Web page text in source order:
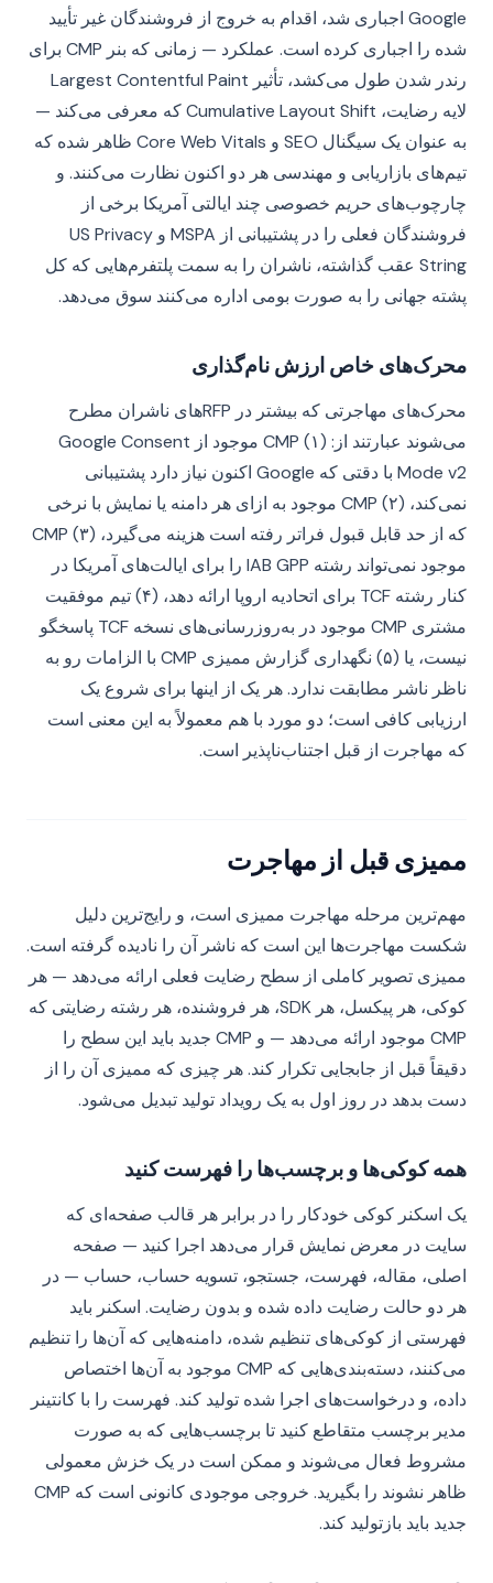
Google اجباری شد، اقدام به خروج از فروشندگان غیر تأیید
شده را اجباری کرده است. عملکرد — زمانی که بنر CMP برای
رندر شدن طول می‌کشد، تأثیر Largest Contentful Paint
لایه رضایت، Cumulative Layout Shift که معرفی می‌کند —
به عنوان یک سیگنال SEO و Core Web Vitals ظاهر شده که
تیم‌های بازاریابی و مهندسی هر دو اکنون نظارت می‌کنند. و
چارچوب‌های حریم خصوصی چند ایالتی آمریکا برخی از
فروشندگان فعلی را در پشتیبانی از MSPA و US Privacy
String عقب گذاشته، ناشران را به سمت پلتفرم‌هایی که کل
پشته جهانی را به صورت بومی اداره می‌کنند سوق می‌دهد.
محرک‌های خاص ارزش نام‌گذاری
محرک‌های مهاجرتی که بیشتر در RFP‌های ناشران مطرح
می‌شوند عبارتند از: (۱) CMP موجود از Google Consent
Mode v2 با دقتی که Google اکنون نیاز دارد پشتیبانی
نمی‌کند، (۲) CMP موجود به ازای هر دامنه یا نمایش با نرخی
که از حد قابل قبول فراتر رفته است هزینه می‌گیرد، (۳) CMP
موجود نمی‌تواند رشته IAB GPP را برای ایالت‌های آمریکا در
کنار رشته TCF برای اتحادیه اروپا ارائه دهد، (۴) تیم موفقیت
مشتری CMP موجود در به‌روزرسانی‌های نسخه TCF پاسخگو
نیست، یا (۵) نگهداری گزارش ممیزی CMP با الزامات رو به
ناظر ناشر مطابقت ندارد. هر یک از اینها برای شروع یک
ارزیابی کافی است؛ دو مورد با هم معمولاً به این معنی است
که مهاجرت از قبل اجتناب‌ناپذیر است.
ممیزی قبل از مهاجرت
مهم‌ترین مرحله مهاجرت ممیزی است، و رایج‌ترین دلیل
شکست مهاجرت‌ها این است که ناشر آن را نادیده گرفته است.
ممیزی تصویر کاملی از سطح رضایت فعلی ارائه می‌دهد — هر
کوکی، هر پیکسل، هر SDK، هر فروشنده، هر رشته رضایتی که
CMP موجود ارائه می‌دهد — و CMP جدید باید این سطح را
دقیقاً قبل از جابجایی تکرار کند. هر چیزی که ممیزی آن را از
دست بدهد در روز اول به یک رویداد تولید تبدیل می‌شود.
همه کوکی‌ها و برچسب‌ها را فهرست کنید
یک اسکنر کوکی خودکار را در برابر هر قالب صفحه‌ای که
سایت در معرض نمایش قرار می‌دهد اجرا کنید — صفحه
اصلی، مقاله، فهرست، جستجو، تسویه حساب، حساب — در
هر دو حالت رضایت داده شده و بدون رضایت. اسکنر باید
فهرستی از کوکی‌های تنظیم شده، دامنه‌هایی که آن‌ها را تنظیم
می‌کنند، دسته‌بندی‌هایی که CMP موجود به آن‌ها اختصاص
داده، و درخواست‌های اجرا شده تولید کند. فهرست را با کانتینر
مدیر برچسب متقاطع کنید تا برچسب‌هایی که به صورت
مشروط فعال می‌شوند و ممکن است در یک خزش معمولی
ظاهر نشوند را بگیرید. خروجی موجودی کانونی است که CMP
جدید باید بازتولید کند.